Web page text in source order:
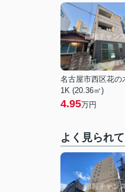
1K (20.36㎡)
4.95万円
よく見られ